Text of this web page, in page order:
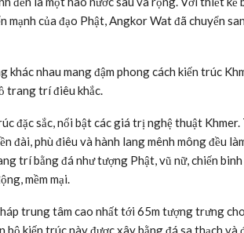
mạnh của đạo Phật, Angkor Wat đã chuyển
nhau mang đậm phong cách kiến trúc
trang trí điêu khắc.
đặc sắc, nổi bật các giá trị nghệ thuật Khmer.
đài, phù điêu và hành lang mênh mông đều
trí bằng đá như tượng Phật, vũ nữ, chiến binh
mềm mại.
trung tâm cao nhất tới 65m tượng trưng
kiến trúc này được xây bằng đá sa thạch và